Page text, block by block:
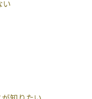
い